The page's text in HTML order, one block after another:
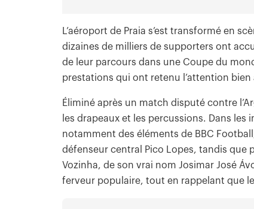
L’aéroport de Praia s’est transformé en
dizaines de milliers de supporters ont
de leur parcours dans une Coupe du
prestations qui ont retenu l’attention bien
Éliminé après un match disputé contre
les drapeaux et les percussions. Dans
notamment des éléments de BBC
défenseur central Pico Lopes, tandis que
Vozinha, de son vrai nom Josimar José
ferveur populaire, tout en rappelant que